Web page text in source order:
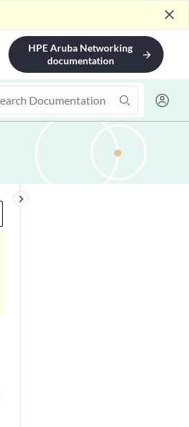
close
HPE Aruba Networking
documentation
arrow_forward
keyboard_arrow_right